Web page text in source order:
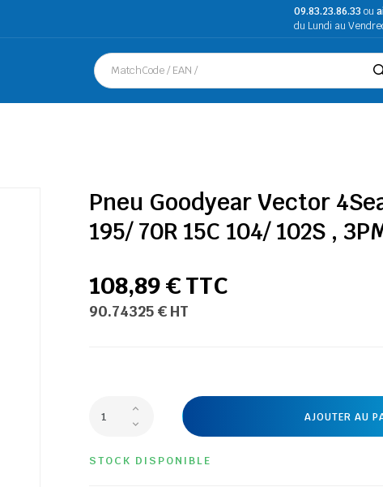
09.83.23.86.33ou
du Lundi au
Pneu Goodyear Vector
195/ 70R 15C 104/ 102S ,
108,89 € TTC
90.74325 € HT
AJOUTER AU
STOCK DISPONIBLE